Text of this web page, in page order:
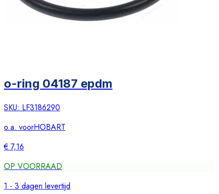
o-ring 04187 epdm
SKU: LF3186290
o.a. voorHOBART
€ 7,16
OP VOORRAAD
1 - 3 dagen levertijd